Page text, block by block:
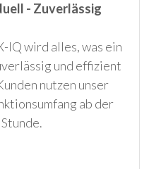
- Zuverlässig
IQ wird alles, was ein
und effizient
nutzen unser
ab der